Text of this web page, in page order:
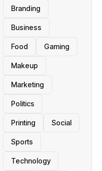
Branding
Business
Food Gaming
Makeup
Marketing
Politics
Printing Social
Sports
Technology